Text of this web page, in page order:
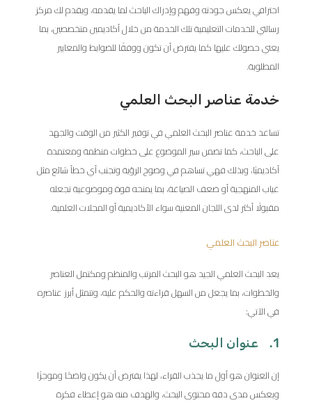
احترافي يعكس جودته وفهم وإدراك الباحث لما يقدمه، ويقدم لك مركز
رسالتي للخدمات التعليمية تلك الخدمة من خلال أكاديمين متخصصين، بما
يعني حصولك عليها كما يفترض أن تكون ووفقًا للضوابط والمعايير
المطلوبة.
خدمة عناصر البحث العلمي
تساعد خدمة عناصر البحث العلمي في توفير الكثير من الوقت والجهد
على الباحث، كما تضمن سير الموضوع على خطوات منظمة ومعتمدة
أكاديميًا، وبذلك فهي تساهم في وضوح الرؤية وتجنب أي خطأ شائع مثل
غياب المنهجية أو ضعف الصياغة، بما يمنحه قوة وموضوعية تجعله
مقبولًا أكثر لدى اللجان المعنية سواء الأكاديمية أو المجلات العلمية.
عناصر البحث العلمي
يعد البحث العلمي الجيد هو البحث المرتب والمنظم ومكتمل العناصر
والخطوات، بما يجعل من السهل قراءته والحكم عليه، وتتمثل أبرز عناصره
في الآتي:
1. عنوان البحث
إن العنوان هو أول ما يجذب القراء، لهذا يفترض أن يكون واضحًا وموجزًا
ويعكس مدى دقة محتوى البحث، والهدف منه هو إعطاء فكرة